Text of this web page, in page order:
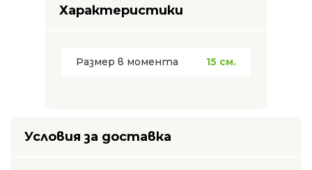
Характеристики
Размер в момента 15 см.
Условия за доставка